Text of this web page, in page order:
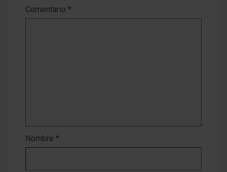
Comentario *
Nombre *